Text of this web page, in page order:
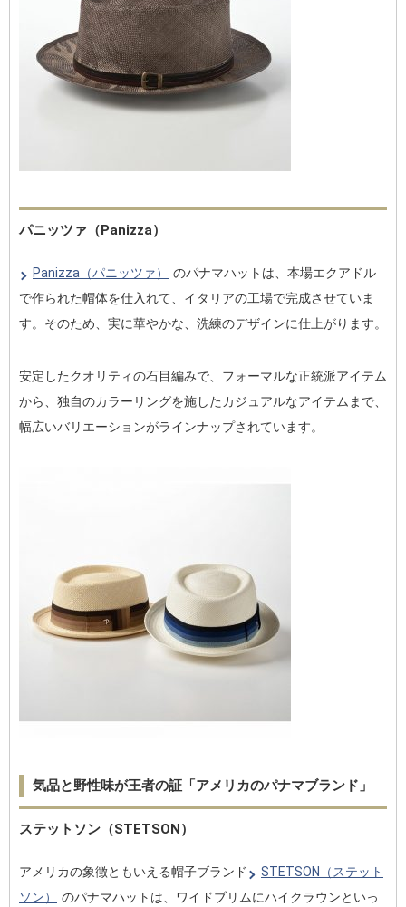
パニッツァ（Panizza）
Panizza（パニッツァ）
のパナマハットは、本場エクアドル
で作られた帽体を仕入れて、イタリアの工場で完成させていま
す。そのため、実に華やかな、洗練のデザインに仕上がります。
安定したクオリティの石目編みで、フォーマルな正統派アイテム
から、独自のカラーリングを施したカジュアルなアイテムまで、
幅広いバリエーションがラインナップされています。
気品と野性味が王者の証「アメリカのパナマブランド」
ステットソン（STETSON）
アメリカの象徴ともいえる帽子ブランド
STETSON（ステット
ソン）
のパナマハットは、ワイドブリムにハイクラウンといっ